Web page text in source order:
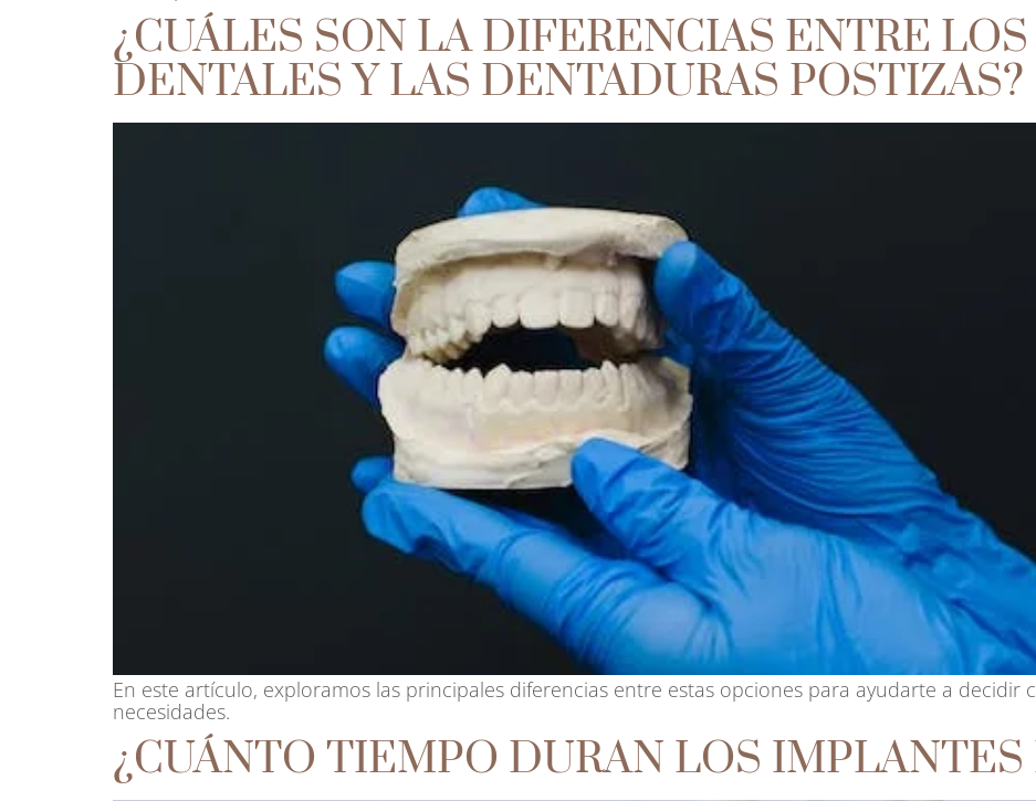
¿CUÁLES SON LA DIFERENCIAS ENTRE
DENTALES Y LAS DENTADURAS POSTIZAS?
En este artículo, exploramos las principales diferencias entre estas opciones para ayudarte a decidir
necesidades.
¿CUÁNTO TIEMPO DURAN LOS IMPLANTES